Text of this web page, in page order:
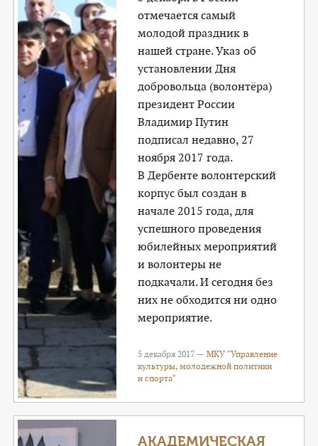
отмечается самый
молодой праздник в
нашей стране. Указ об
установлении Дня
добровольца (волонтёра)
президент России
Владимир Путин
подписал недавно, 27
ноября 2017 года.
В Дербенте волонтерский
корпус был создан в
начале 2015 года, для
успешного проведения
юбилейных мероприятий
и волонтеры не
подкачали. И сегодня без
них не обходится ни одно
мероприятие.
5 декабря 2017 —МКУ "Управление
культуры, молодежной политики
и спорта"
АКАДЕМИЧЕСКАЯ